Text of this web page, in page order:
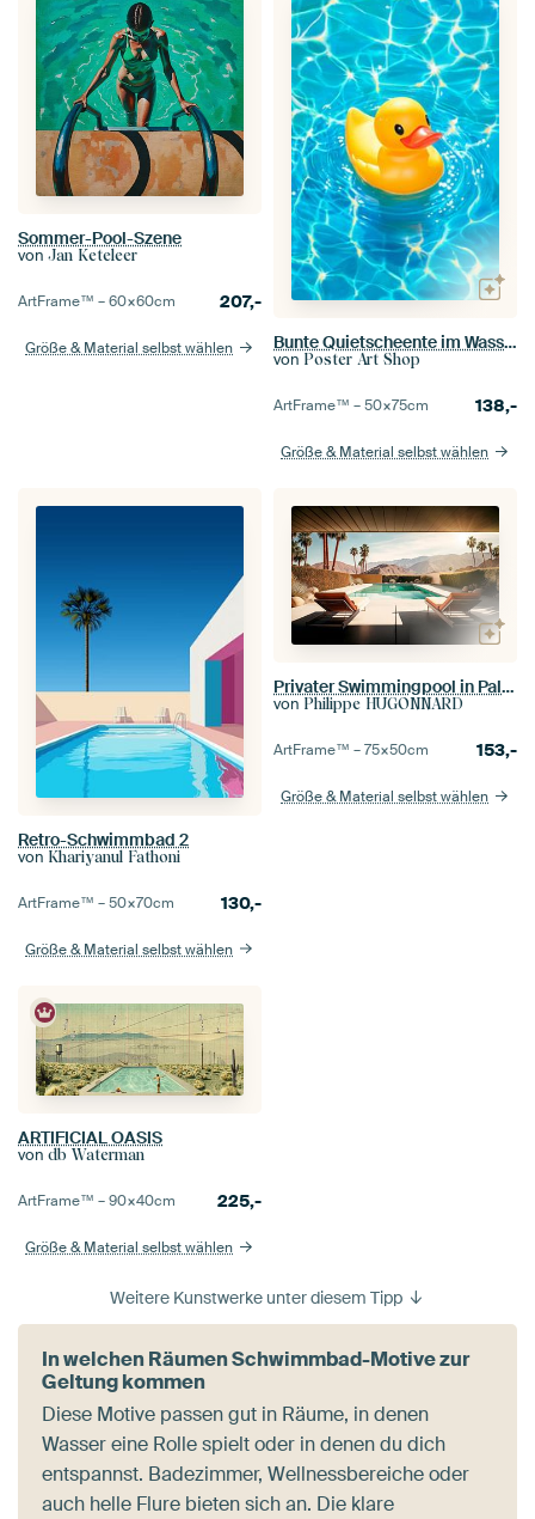
Sommer-Pool-Szene
von Jan Keteleer
ArtFrame™ –60×60cm 207,-
Größe & Material selbst wählen Bunte Quietscheente im Wasser
von Poster Art Shop
ArtFrame™ –50×75cm 138,-
Größe & Material selbst wählen
Retro-Schwimmbad 2
von Khariyanul Fathoni
ArtFrame™ –50×70cm 130,-
Größe & Material selbst wählen
Privater Swimmingpool in Palm Springs
von Philippe HUGONNARD
ArtFrame™ –75×50cm 153,-
Größe & Material selbst wählen
ARTIFICIAL OASIS
von db Waterman
ArtFrame™ –90×40cm 225,-
Größe & Material selbst wählen
Weitere Kunstwerke unter diesem Tipp
In welchen Räumen Schwimmbad-Motive zur
Geltung kommen
Diese Motive passen gut in Räume, in denen
Wasser eine Rolle spielt oder in denen du dich
entspannst. Badezimmer, Wellnessbereiche oder
auch helle Flure bieten sich an. Die klare